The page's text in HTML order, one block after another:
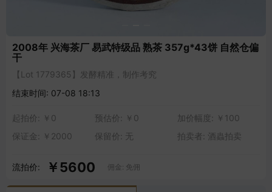
2008年 兴海茶厂 易武特级品 熟茶 357g*43饼 自然仓偏
干
【Lot 1779365】发酵精准，制作考究
结束时间: 07-08 18:13
起拍价: ￥0 预估价: ￥0
加价幅度: ￥100
保证金: ￥2000
保留价: 无 拍卖者: 酒蟲拍卖
流拍价: ￥5600 佣金: 免佣